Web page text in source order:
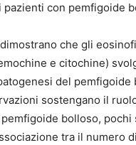
con pemfigoide
che gli
e citochine)
del pemfigoide
sostengano il
bolloso, pochi
tra il numero